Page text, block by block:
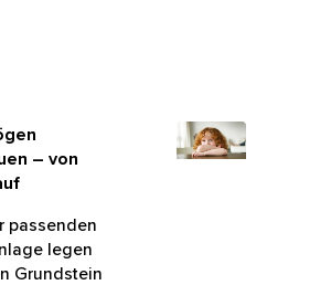
– von
passenden
legen